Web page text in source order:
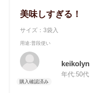
美味しすぎる！
サイズ：3袋入
用途:普段使い
keikolyn
年代:50代